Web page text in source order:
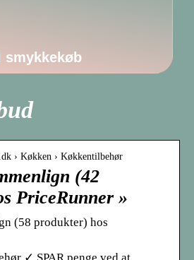
› Køkken › Køkkentilbehør
(42
PriceRunner »
(58 produkter) hos
✓ SPAR penge ved at